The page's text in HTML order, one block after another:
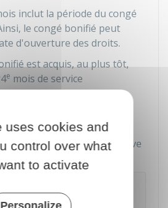
inclut la période du congé
le congé bonifié peut
d'ouverture des droits.
est acquis, au plus tôt,
e mois de service
fixée à 31 jours est
mois. Comme tout congé
est accordé sous réserve
en fonctions le
uses cookies and
control over what
to activate
Personalize